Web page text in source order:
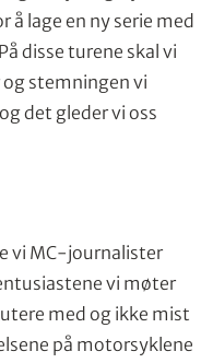
lage en ny serie med
disse turene skal vi
stemningen vi
det gleder vi oss
vi MC-journalister
vi møter
med og ikke mist
på motorsyklene